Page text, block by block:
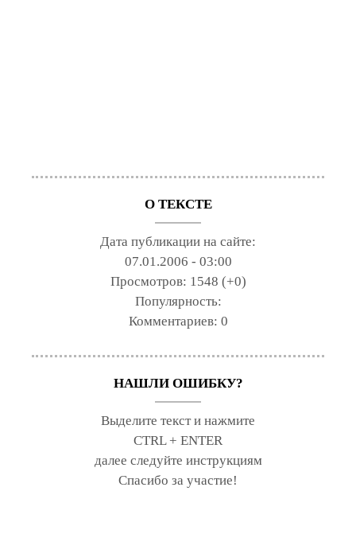
О ТЕКСТЕ
Дата публикации на сайте:
07.01.2006 - 03:00
Просмотров: 1548 (+0)
Популярность:
Комментариев: 0
НАШЛИ ОШИБКУ?
Выделите текст и нажмите
CTRL + ENTER
далее следуйте инструкциям
Спасибо за участие!